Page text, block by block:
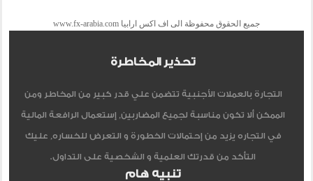
جميع الحقوق محفوظة الى اف اكس ارابيا www.fx-arabia.com
تحذير المخاطرة
التجارة بالعملات الأجنبية تتضمن علي قدر كبير من المخاطر ومن
الممكن ألا تكون مناسبة لجميع المضاربين, إستعمال الرافعة المالية
في التجاره يزيد من إحتمالات الخطورة و التعرض للخساره, عليك
التأكد من قدرتك العلمية و الشخصية على التداول.
تنبيه هام